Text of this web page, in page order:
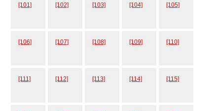
[101] [102] [103] [104] [105]
[106] [107] [108] [109] [110]
[111] [112] [113] [114] [115]